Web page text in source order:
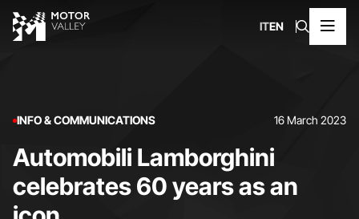
ITEN
INFO & COMMUNICATIONS 16 March 2023
Automobili Lamborghini
celebrates 60 years as an